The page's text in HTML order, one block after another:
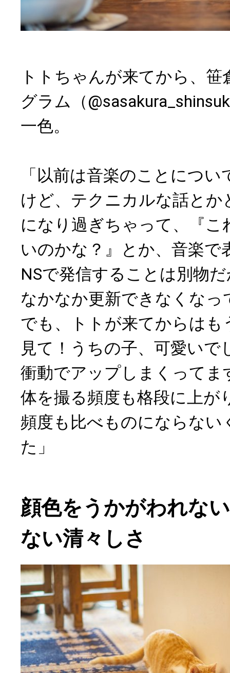
トトちゃんが来てから、
グラム（
一色。
「以前は音楽のことにつ
けど、テクニカルな話と
になり過ぎちゃって、『こ
いのかな？』とか、音楽で
NSで発信することは別物
なかなか更新できなくなっ
でも、トトが来てからはも
見て！うちの子、可愛いで
衝動でアップしまくってま
体を撮る頻度も格段に上が
頻度も比べものにならない
た」
顔色をうかがわれな
ない清々しさ